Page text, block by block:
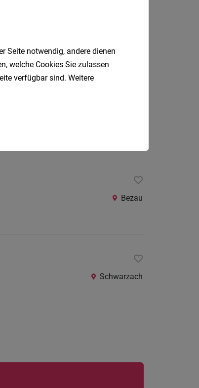
Bezau
Schwarzach
Seite notwendig, andere dienen
welche Cookies Sie zulassen
verfügbar sind. Weitere